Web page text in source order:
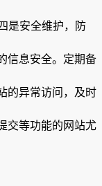
是安全维护，防
信息安全。定期备
的异常访问，及时
交等功能的网站尤